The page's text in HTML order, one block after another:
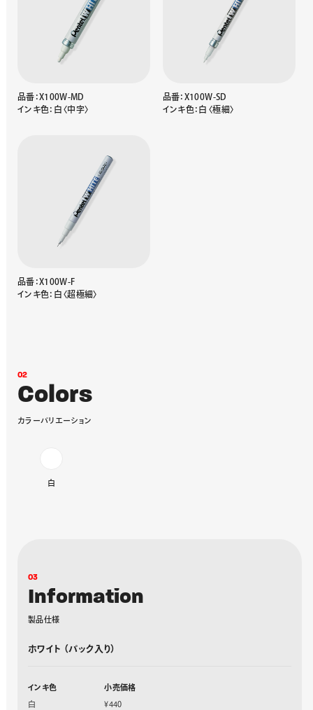
品番：X100W-MD
インキ色：白〈中字〉
品番：X100W-SD
インキ色：白〈極細〉
品番：X100W-F
インキ色：白〈超極細〉
02
Colors
カラ ーバリエーション
白
03
Information
製品仕様
ホワイト （パック入り）
インキ色
白
小売価格
¥440